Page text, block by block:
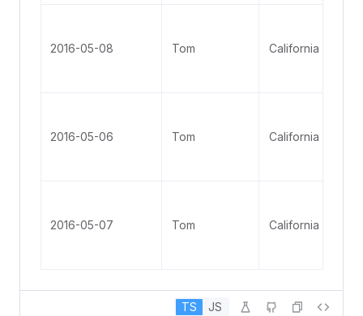
2016-05-08 Tom California
2016-05-06 Tom California
2016-05-07 Tom California
TS JS